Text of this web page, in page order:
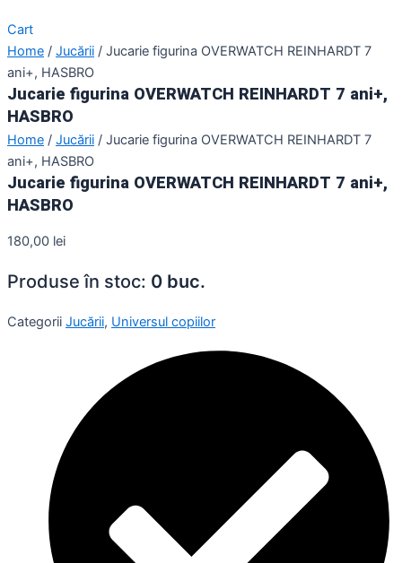
Cart
Home / Jucării / Jucarie figurina OVERWATCH REINHARDT 7
ani+, HASBRO
Jucarie figurina OVERWATCH REINHARDT 7 ani+,
HASBRO
Home / Jucării / Jucarie figurina OVERWATCH REINHARDT 7
ani+, HASBRO
Jucarie figurina OVERWATCH REINHARDT 7 ani+,
HASBRO
180,00 lei
Produse în stoc: 0 buc.
Categorii Jucării, Universul copiilor